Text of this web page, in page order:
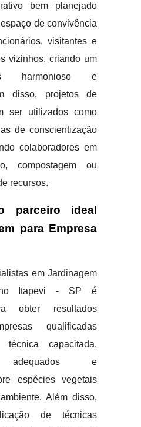
bem planejado
de convivência
visitantes e
vizinhos, criando um
harmonioso e
disso, projetos de
ser utilizados como
de conscientização
colaboradores em
compostagem ou
recursos.
parceiro ideal
para Empresa
em Jardinagem
no Itapevi - SP é
obter resultados
qualificadas
técnica capacitada,
adequados e
espécies vegetais
Além disso,
de técnicas